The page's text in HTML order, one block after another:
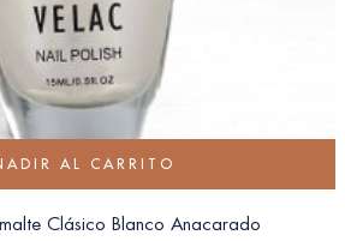
AL CARRITO
Clásico Blanco Anacarado